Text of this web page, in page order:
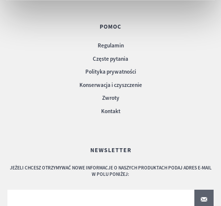
POMOC
Regulamin
Częste pytania
Polityka prywatności
Konserwacja i czyszczenie
Zwroty
Kontakt
NEWSLETTER
JEŻELI CHCESZ OTRZYMYWAĆ NOWE INFORMACJE O NASZYCH PRODUKTACH PODAJ ADRES E-MAIL
W POLU PONIŻEJ: